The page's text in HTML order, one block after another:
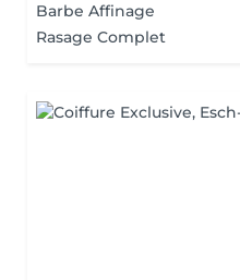
Barbe Affinage
Rasage Complet